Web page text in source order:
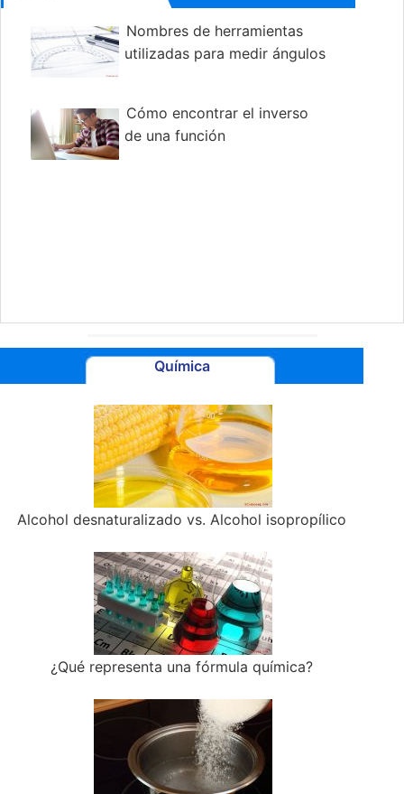
Nombres de herramientas
utilizadas para medir ángulos
Cómo encontrar el inverso
de una función
Química
Alcohol desnaturalizado vs. Alcohol isopropílico
¿Qué representa una fórmula química?